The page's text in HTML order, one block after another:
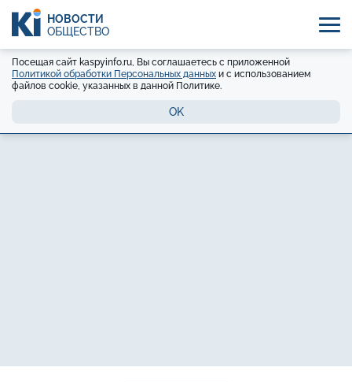
НОВОСТИ
ОБЩЕСТВО
Посещая сайт kaspyinfo.ru, Вы соглашаетесь с приложенной
Политикой обработки Персональных данных и с использованием
файлов cookie, указанных в данной Политике.
OK